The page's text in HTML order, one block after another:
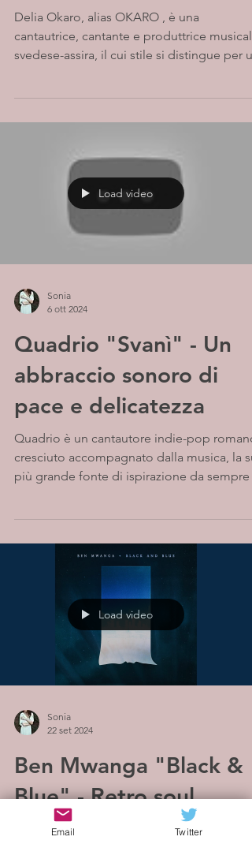
Delia Okaro, alias OKARO , è una
cantautrice, cantante e produttrice musicale
svedese-assira, il cui stile si distingue per
Load video
Sonia
6 ott 2024
Quadrio "Svanì" - Un
abbraccio sonoro di
pace e delicatezza
Quadrio è un cantautore indie-pop romano
cresciuto accompagnato dalla musica, la
più grande fonte di ispirazione da sempre ,
Load video
Sonia
22 set 2024
Ben Mwanga "Black &
Blue" - Retro soul
Dalle luci scintillanti degli schermi televisivi
Email Twitter